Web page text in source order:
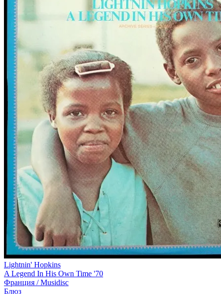
Lightnin' Hopkins
A Legend In His Own Time '70
Франция /Musidisc
Блюз